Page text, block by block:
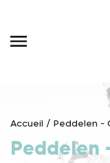
content
Accueil / Peddelen -
Peddelen